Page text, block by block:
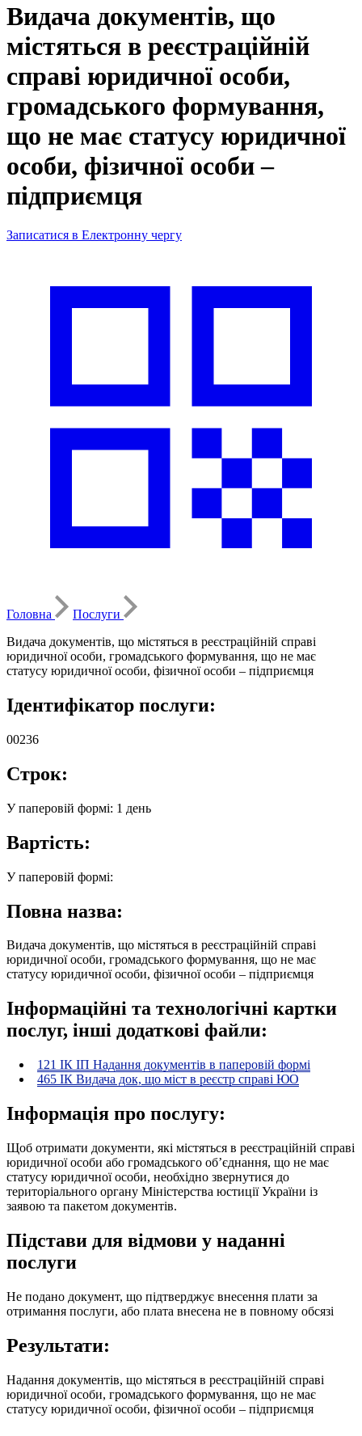
Видача документів, що
містяться в реєстраційній
справі юридичної особи,
громадського формування,
що не має статусу юридичної
особи, фізичної особи –
підприємця
Записатися в Електронну чергу
Головна
Послуги
Видача документів, що містяться в реєстраційній справі
юридичної особи, громадського формування, що не має
статусу юридичної особи, фізичної особи – підприємця
Ідентифікатор послуги:
00236
Строк:
У паперовій формі: 1 день
Вартість:
У паперовій формі:
Повна назва:
Видача документів, що містяться в реєстраційній справі
юридичної особи, громадського формування, що не має
статусу юридичної особи, фізичної особи – підприємця
Інформаційні та технологічні картки
послуг, інші додаткові файли:
121 ІК ІП Надання документів в паперовій формі
465 ІК Видача док, що міст в реєстр справі ЮО
Інформація про послугу:
Щоб отримати документи, які містяться в реєстраційній справі
юридичної особи або громадського об’єднання, що не має
статусу юридичної особи, необхідно звернутися до
територіального органу Міністерства юстиції України із
заявою та пакетом документів.
Підстави для відмови у наданні
послуги
Не подано документ, що підтверджує внесення плати за
отримання послуги, або плата внесена не в повному обсязі
Результати:
Надання документів, що містяться в реєстраційній справі
юридичної особи, громадського формування, що не має
статусу юридичної особи, фізичної особи – підприємця